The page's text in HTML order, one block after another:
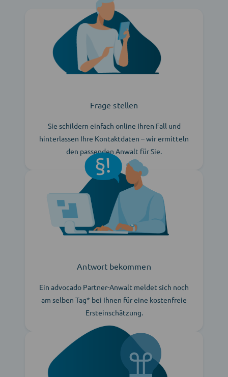
Frage stellen
Sie schildern einfach online Ihren Fall und
hinterlassen Ihre Kontaktdaten – wir ermitteln
den passenden Anwalt für Sie.
Antwort bekommen
Ein advocado Partner-Anwalt meldet sich noch
am selben Tag* bei Ihnen für eine kostenfreie
Ersteinschätzung.